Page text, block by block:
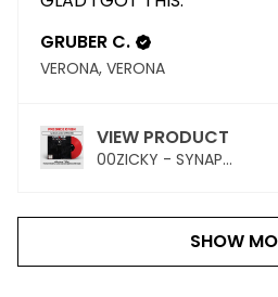
GRUBER C.
VERONA, VERONA
VIEW PRODUCT
00ZICKY - SYNAP...
SHOW